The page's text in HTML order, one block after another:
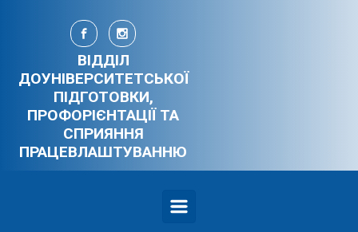
Skip to main content
ВІДДІЛ
ДОУНІВЕРСИТЕТСЬКОЇ
ПІДГОТОВКИ,
ПРОФОРІЄНТАЦІЇ ТА
СПРИЯННЯ
ПРАЦЕВЛАШТУВАННЮ